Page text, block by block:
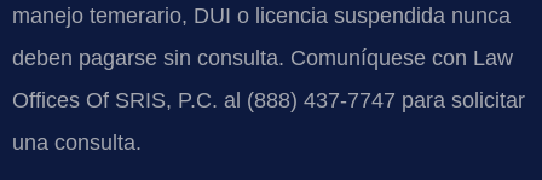
manejo temerario, DUI o licencia suspendida nunca
deben pagarse sin consulta. Comuníquese con Law
Offices Of SRIS, P.C. al (888) 437-7747 para solicitar
una consulta.